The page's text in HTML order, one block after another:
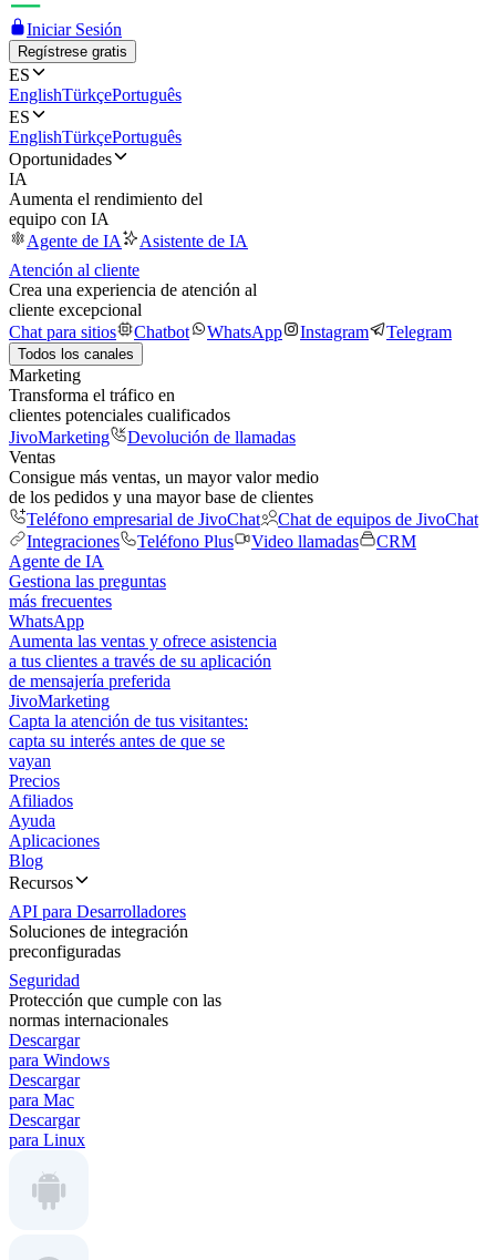
Iniciar Sesión
Regístrese gratis
ES
EnglishTürkçePortuguês
ES
EnglishTürkçePortuguês
Oportunidades
IA
Aumenta el rendimiento del
equipo con IA
Agente de IA
Asistente de IA
Atención al cliente
Crea una experiencia de atención al
cliente excepcional
Chat para sitios
Chatbot WhatsApp Instagram Telegram
Todos los canales
Marketing
Transforma el tráfico en
clientes potenciales cualificados
JivoMarketing
Devolución de llamadas
Ventas
Consigue más ventas, un mayor valor medio
de los pedidos y una mayor base de clientes
Teléfono empresarial de JivoChat
Chat de equipos de JivoChat
Integraciones
Teléfono Plus Video llamadas
CRM
Agente de IA
Gestiona las preguntas
más frecuentes
WhatsApp
Aumenta las ventas y ofrece asistencia
a tus clientes a través de su aplicación
de mensajería preferida
JivoMarketing
Capta la atención de tus visitantes:
capta su interés antes de que se
vayan
Precios
Afiliados
Ayuda
Aplicaciones
Blog
Recursos
API para Desarrolladores
Soluciones de integración
preconfiguradas
Seguridad
Protección que cumple con las
normas internacionales
Descargar
para Windows
Descargar
para Mac
Descargar
para Linux